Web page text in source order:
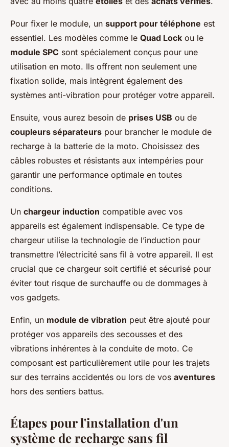
Pour fixer le module, un support pour téléphone est
essentiel. Les modèles comme le Quad Lock ou le
module SPC sont spécialement conçus pour une
utilisation en moto. Ils offrent non seulement une
fixation solide, mais intègrent également des
systèmes anti-vibration pour protéger votre appareil.
Ensuite, vous aurez besoin de prises USB ou de
coupleurs séparateurs pour brancher le module de
recharge à la batterie de la moto. Choisissez des
câbles robustes et résistants aux intempéries pour
garantir une performance optimale en toutes
conditions.
Un chargeur induction compatible avec vos
appareils est également indispensable. Ce type de
chargeur utilise la technologie de l’induction pour
transmettre l’électricité sans fil à votre appareil. Il est
crucial que ce chargeur soit certifié et sécurisé pour
éviter tout risque de surchauffe ou de dommages à
vos gadgets.
Enfin, un module de vibration peut être ajouté pour
protéger vos appareils des secousses et des
vibrations inhérentes à la conduite de moto. Ce
composant est particulièrement utile pour les trajets
sur des terrains accidentés ou lors de vos aventures
hors des sentiers battus.
Étapes pour l'installation d'un
système de recharge sans fil